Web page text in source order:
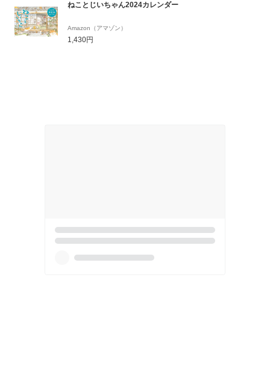
ねことじいちゃん2024カレンダー
Amazon（アマゾン）
1,430円